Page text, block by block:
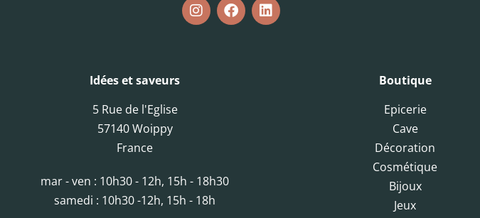
Idées et saveurs
5 Rue de l'Eglise
57140 Woippy
France
mar - ven : 10h30 - 12h, 15h - 18h30
samedi : 10h30 -12h, 15h - 18h
Boutique
Epicerie
Cave
Décoration
Cosmétique
Bijoux
Jeux